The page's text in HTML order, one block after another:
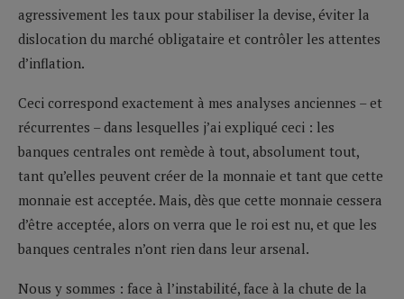
agressivement les taux pour stabiliser la devise, éviter la
dislocation du marché obligataire et contrôler les attentes
d’inflation.
Ceci correspond exactement à mes analyses anciennes – et
récurrentes – dans lesquelles j’ai expliqué ceci : les
banques centrales ont remède à tout, absolument tout,
tant qu’elles peuvent créer de la monnaie et tant que cette
monnaie est acceptée. Mais, dès que cette monnaie cessera
d’être acceptée, alors on verra que le roi est nu, et que les
banques centrales n’ont rien dans leur arsenal.
Nous y sommes : face à l’instabilité, face à la chute de la